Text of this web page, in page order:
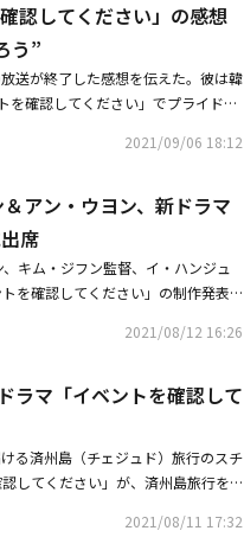
ーム」『パラサイト』などと並ぶ圧
沈黙』、猟奇殺人作品の金字塔『セ
マが誕生！tvN、OCNなどの放送局
ントが満を持して制作した本作
人の追憶』『チェイサー』などにも
。世界最高のドラマシリーズを選出
カゲーム」「地獄が呼んでいる」
際立つ中、本作のリリースが韓流ム
レッスン」パク・ジュヒョンほか、
華キャストも話題に！ 過去の事件
りしつつ、切ない秘密を抱える女
5日間」のクォン・ファウン。端正
頃」などの天才子役、キム・ガンフ
題を集めた。ほかにも、「ドキドキ
キム・ジョンナン、「SKYキャッ
勢が勢揃い！■リリース情報「マウ
も豪華だ。本作に登場するムヨン
ともできず、のろのろ歩くことしか
っぽさを隠すためにカバー力の高い
ンを前に目を輝かせるなど、クス
ジ賞を受賞した。ミステリー作品
報「ゾンビ探偵」＜レンタル＞・V
74576収録内容：各巻2話収録・Vol.
収録内容：各巻2話収録韓国ド
ニオンLicensed by KBS Media Ltd.
＜配信＞配信サービスまとめ：
ード配信2021年12月6日（月）・
第1話～第12話レンタル配信2022
2020）、「ジャスティス－復讐とい
ウス（原題）」（2021）、「人間
ヨハン」（2019）、「SKYキャッ
ファン・ボラ「キム秘書はいった
口紅塗らないで」（2021）キム・
テ・ファンホ「皇后の品格」（20
～10：00（2話連続）ほか全4話 /
・ウヨン、イ・ジニョク（UP10TIO
脚本公募PD賞受賞作演出：キム・
物園コーディネーター、ハ・ソンイ
ブな日々を送っていた。インディー
別れよう」と伝え、バンドも解散宣
済州島に到着。空港で声をかけてき
イドのソ・ジガン（アン・ウヨン）
KNTV公式サイト：https://kntv.jp/
認してください」の感想
う”
送が終了した感想を伝えた。彼は韓
を確認してください」でプライド高
所属事務所の935エンターテインメ
るのがとても残念だ」と愛情溢れる
を共感できるキャラクターになるよ
内面の悩みと愛情を表現する方式が
んだ」と演技の感想を明かした。ま
俳優人生において大きな資産とな
さんの情熱と笑顔のおかげで、幸せ
2021/09/06 18:12
アン・ウヨン、新ドラマ
席
キム・ジフン監督、イ・ハンジュ
を確認してください」の制作発表
の脚本公募展で、ウィット溢れる
・ファウンら出演、新ドラマ「イベ
＆クォン・ファウン主演、新ドラ
2021/08/12 16:26
ラマ「イベントを確認して
る済州島（チェジュド）旅行のスチ
してください」が、済州島旅行を
を収めた済州島の風景は、彼らの幸
2021/08/11 17:32